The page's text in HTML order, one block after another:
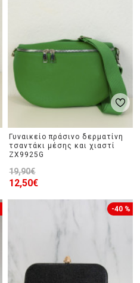
Γυναικείο πράσινο δερματίνη
τσαντάκι μέσης και χιαστί
ZX9925G
12,50€
19,90€
-40 %